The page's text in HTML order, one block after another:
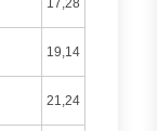
17,28
19,14
21,24